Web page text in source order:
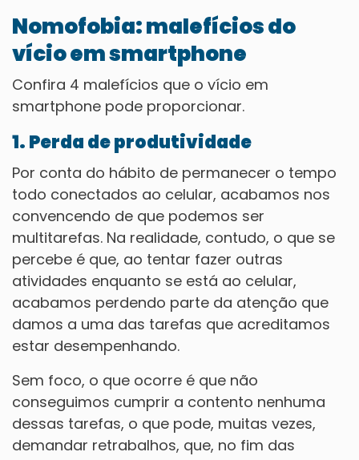
Nomofobia: malefícios do
vício em smartphone
Confira 4 malefícios que o vício em
smartphone pode proporcionar.
1. Perda de produtividade
Por conta do hábito de permanecer o tempo
todo conectados ao celular, acabamos nos
convencendo de que podemos ser
multitarefas. Na realidade, contudo, o que se
percebe é que, ao tentar fazer outras
atividades enquanto se está ao celular,
acabamos perdendo parte da atenção que
damos a uma das tarefas que acreditamos
estar desempenhando.
Sem foco, o que ocorre é que não
conseguimos cumprir a contento nenhuma
dessas tarefas, o que pode, muitas vezes,
demandar retrabalhos, que, no fim das